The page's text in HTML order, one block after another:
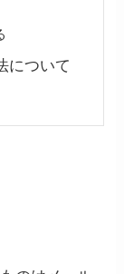
について